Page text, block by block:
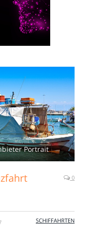
Portrait
0
SCHIFFAHRTEN